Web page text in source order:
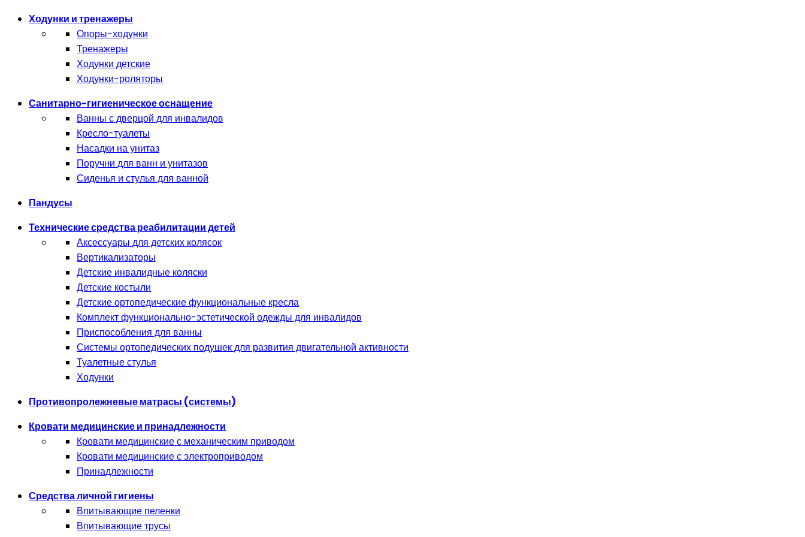
Ходунки и тренажеры
Опоры-ходунки
Тренажеры
Ходунки детские
Ходунки-роляторы
Санитарно-гигиеническое оснащение
Ванны с дверцой для инвалидов
Кресло-туалеты
Насадки на унитаз
Поручни для ванн и унитазов
Сиденья и стулья для ванной
Пандусы
Технические средства реабилитации детей
Аксессуары для детских колясок
Вертикализаторы
Детские инвалидные коляски
Детские костыли
Детские ортопедические функциональные кресла
Комплект функционально-эстетической одежды для инвалидов
Приспособления для ванны
Системы ортопедических подушек для развития двигательной активности
Туалетные стулья
Ходунки
Противопролежневые матрасы (системы)
Кровати медицинские и принадлежности
Кровати медицинские с механическим приводом
Кровати медицинские с электроприводом
Принадлежности
Средства личной гигиены
Впитывающие пеленки
Впитывающие трусы